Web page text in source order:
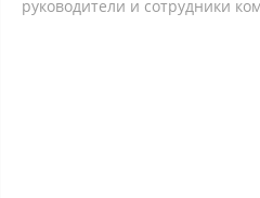
руководители и сотрудники